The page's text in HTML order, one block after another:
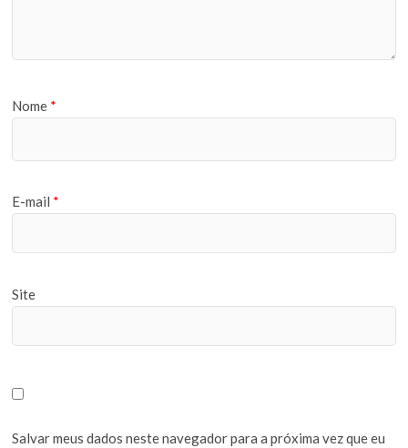
Nome *
E-mail *
Site
Salvar meus dados neste navegador para a próxima vez que eu